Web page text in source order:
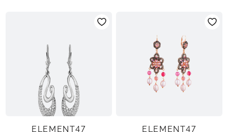
ELEMENT47 ELEMENT47